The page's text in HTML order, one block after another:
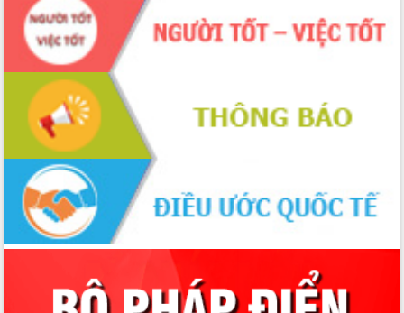
Phát động chiến dịch 30 ngày đêm
giải phóng mặt bằng Tuyến đường bộ
ven biển
Đắk Lắk nỗ lực thúc đẩy tăng trưởng
kinh tế từ 10% trở lên trong Quý
II/2026
Đắk Lắk ký kết thỏa thuận hợp tác về
chuyển đổi số giai đoạn 2026 – 2030
với Tập đoàn Bưu chính Viễn thông
Việt Nam
Thứ trưởng Bộ Y tế làm việc với tỉnh
Đắk Lắk về phát triển nhân lực y tế
cho trạm y tế cấp xã
Du lịch Đắk Lắk nâng tầm trải nghiệm
du khách thông qua Hệ thống cơ sở dữ
liệu và Bản đồ số